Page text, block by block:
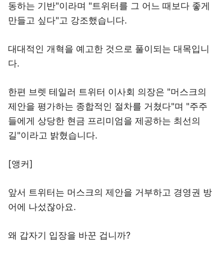
동하는 기반"이라며 "트위터를 그 어느 때보다 좋게
만들고 싶다"고 강조했습니다.
대대적인 개혁을 예고한 것으로 풀이되는 대목입니
다.
한편 브렛 테일러 트위터 이사회 의장은 "머스크의
제안을 평가하는 종합적인 절차를 거쳤다"며 "주주
들에게 상당한 현금 프리미엄을 제공하는 최선의
길"이라고 밝혔습니다.
[앵커]
앞서 트위터는 머스크의 제안을 거부하고 경영권 방
어에 나섰잖아요.
왜 갑자기 입장을 바꾼 겁니까?